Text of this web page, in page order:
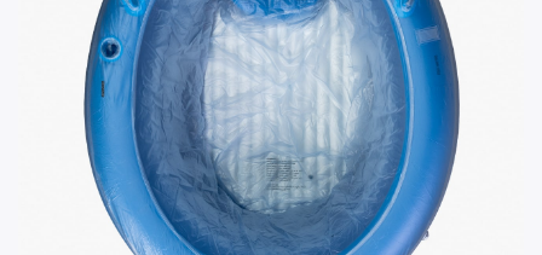
Badbevallingspakket
thuisbevalling Standaard 2-pers.
118,00 ADD